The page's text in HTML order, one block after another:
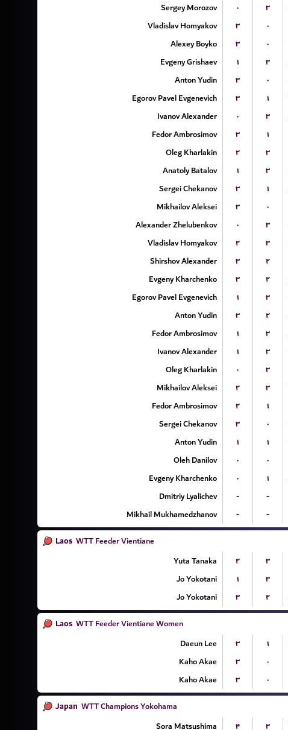
Sergey Morozov
۰ ۳
Vladislav Homyakov
۳ ۰
Alexey Boyko
۳ ۰
Evgeny Grishaev
۱ ۳
Anton Yudin
۳ ۰
Egorov Pavel Evgenevich
۳ ۱
Ivanov Alexander
۰ ۳
Fedor Ambrosimov
۳ ۱
Oleg Kharlakin
۲ ۳
Anatoly Batalov
۱ ۳
Sergei Chekanov
۳ ۱
Mikhailov Aleksei
۳ ۰
Alexander Zhelubenkov
۰ ۳
Vladislav Homyakov
۲ ۳
Shirshov Alexander
۳ ۲
Evgeny Kharchenko
۳ ۲
Egorov Pavel Evgenevich
۱ ۳
Anton Yudin
۳ ۲
Fedor Ambrosimov
۱ ۳
Ivanov Alexander
۱ ۳
Oleg Kharlakin
۰ ۳
Mikhailov Aleksei
۲ ۳
Fedor Ambrosimov
۲ ۱
Sergei Chekanov
۳ ۰
Anton Yudin
۱ ۱
Oleh Danilov
۰ ۰
Evgeny Kharchenko
۰ ۱
Dmitriy Lyalichev
- -
Mikhail Mukhamedzhanov
- -
Laos WTT Feeder Vientiane
Yuta Tanaka
۲ ۳
Jo Yokotani
۱ ۳
Jo Yokotani
۳ ۲
Laos WTT Feeder Vientiane Women
Daeun Lee
۳ ۱
Kaho Akae
۳ ۰
Kaho Akae
۳ ۰
Japan WTT Champions Yokohama
Sora Matsushima
۴ ۳